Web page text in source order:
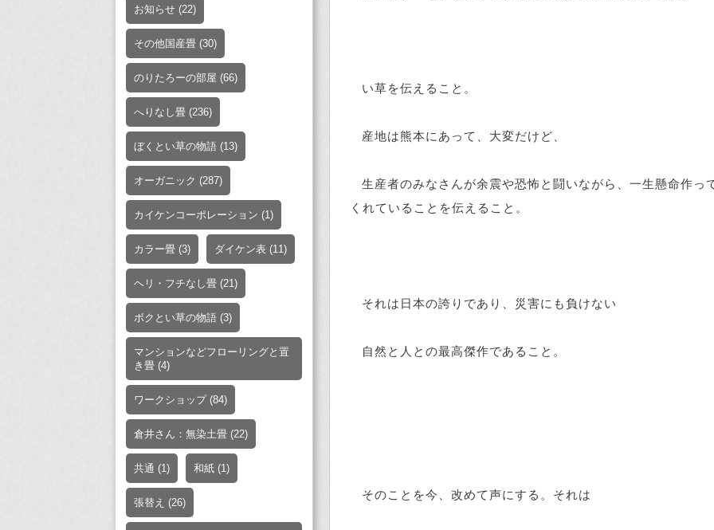
い草を伝えること。
産地は熊本にあって、大変だけど、
生産者のみなさんが余震や恐怖と闘いながら、一生懸命作っ
くれていることを伝えること。
それは日本の誇りであり、災害にも負けない
自然と人との最高傑作であること。
そのことを今、改めて声にする。それは
お知らせ (22)
その他国産畳 (30)
のりたろーの部屋 (66)
へりなし畳 (236)
ぼくとい草の物語 (13)
オーガニック (287)
カイケンコーポレーション (1)
カラー畳 (3) ダイケン表 (11)
ヘリ・フチなし畳 (21)
ボクとい草の物語 (3)
マンションなどフローリングと置
き畳 (4)
ワークショップ(84)
倉井さん：無染土畳 (22)
共通 (1) 和紙 (1)
張替え (26)